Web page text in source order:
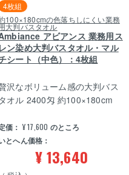
100×180cmの色落ちしにくい業務
大判バスタオル
アビアンス 業務用ス
レン染め大判バスタオル・マル
シート（中色）：4枚組
4枚組
価： ¥17,600 のところ
とへん価格：
¥13,640
沢なボリューム感の大判バス
タオル 2400匁 約100×180cm